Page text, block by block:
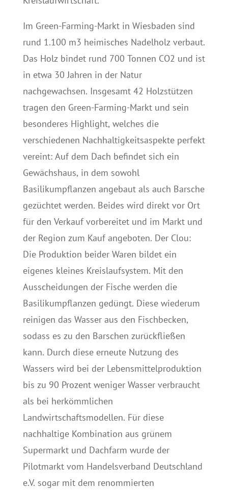
Im Green-Farming-Markt in Wiesbaden sind
rund 1.100 m3 heimisches Nadelholz verbaut.
Das Holz bindet rund 700 Tonnen CO2 und ist
in etwa 30 Jahren in der Natur
nachgewachsen. Insgesamt 42 Holzstützen
tragen den Green-Farming-Markt und sein
besonderes Highlight, welches die
verschiedenen Nachhaltigkeitsaspekte perfekt
vereint: Auf dem Dach befindet sich ein
Gewächshaus, in dem sowohl
Basilikumpflanzen angebaut als auch Barsche
gezüchtet werden. Beides wird direkt vor Ort
für den Verkauf vorbereitet und im Markt und
der Region zum Kauf angeboten. Der Clou:
Die Produktion beider Waren bildet ein
eigenes kleines Kreislaufsystem. Mit den
Ausscheidungen der Fische werden die
Basilikumpflanzen gedüngt. Diese wiederum
reinigen das Wasser aus den Fischbecken,
sodass es zu den Barschen zurückfließen
kann. Durch diese erneute Nutzung des
Wassers wird bei der Lebensmittelproduktion
bis zu 90 Prozent weniger Wasser verbraucht
als bei herkömmlichen
Landwirtschaftsmodellen. Für diese
nachhaltige Kombination aus grünem
Supermarkt und Dachfarm wurde der
Pilotmarkt vom Handelsverband Deutschland
e.V. sogar mit dem renommierten